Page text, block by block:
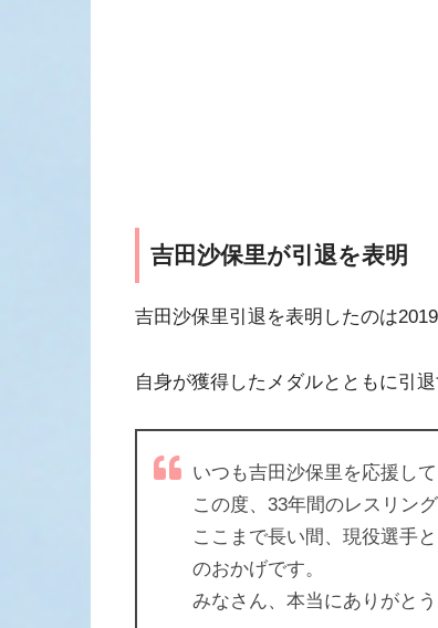
吉田沙保里が引退を表明
吉田沙保里引退を表明したのは
自身が獲得したメダルとともに引
いつも吉田沙保里を応援し
この度、33年間のレスリン
ここまで長い間、現役選手
のおかげです。
みなさん、本当にありがと